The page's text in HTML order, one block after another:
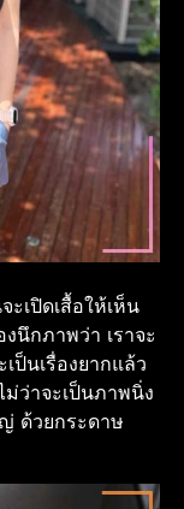
เปิดเสื้อให้เห็น
นึกภาพว่า เราจะ
ป็นเรื่องยากแล้ว
ว่าจะเป็นภาพนิ่ง
ด้วยกระดาษ